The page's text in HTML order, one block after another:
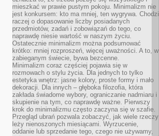
mieszkać w prawie pustym pokoju. Minimalizm nie
jest konkursem: kto ma mniej, ten wygrywa. Chodzi
raczej o dopasowanie liczby posiadanych
przedmiotów, zadań i zobowiązań do tego, co
naprawdę niesie wartość w naszym życiu.
Ostatecznie minimalizm można podsumować
krótko: mniej rozproszeń, więcej uważności. A to, w
zabieganym świecie, bywa bezcenne.
Minimalizm coraz częściej pojawia się w
rozmowach o stylu życia. Dla jednych to tylko
estetyka wnętrz: jasne kolory, proste formy i mało
dekoracji. Dla innych – głęboka filozofia, która
zakłada świadome wybory, ograniczanie nadmiaru i
skupienie na tym, co naprawdę ważne. Pierwszy
krok do minimalizmu często zaczyna się w szafie.
Przegląd ubrań pozwala zobaczyć, jak wiele rzeczy
leży nienoszonych miesiącami. Wyrzucenie,
oddanie lub sprzedanie tego, czego nie używamy,